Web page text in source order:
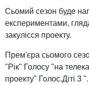
Сьомий сезон буде
експериментами,
закулісся проекту.
Прем'єра сьомого
"Рік" Голосу "на
проекту" Голос.Діті 3 ".